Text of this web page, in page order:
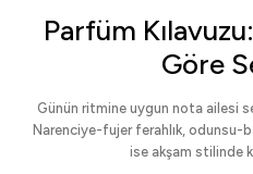
Parfüm
Göre
Günün ritmine uygun nota ailesi
Narenciye-fujer ferahlık, odunsu-
ise akşam stilinde